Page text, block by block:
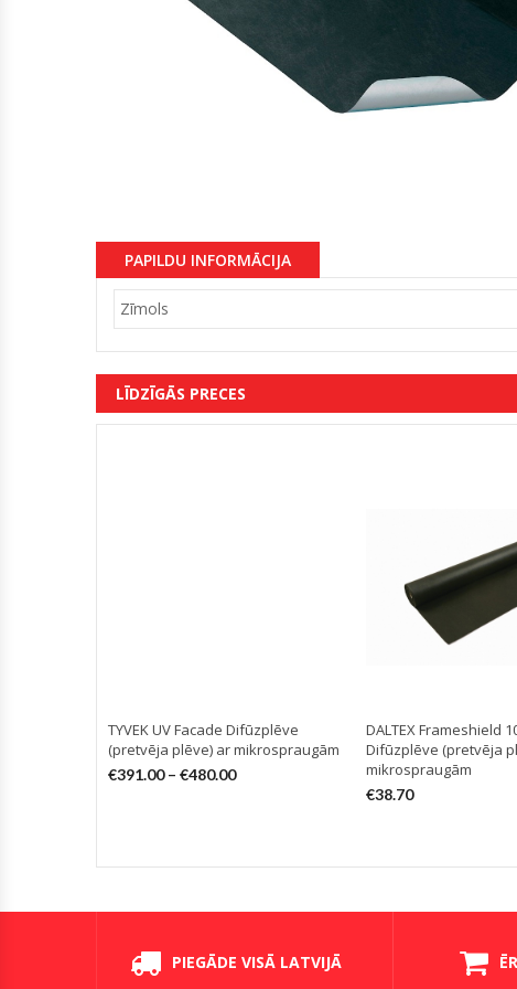
PAPILDU INFORMĀCIJA
Zīmols
LĪDZĪGĀS PRECES
TYVEK UV Facade Difūzplēve
(pretvēja plēve) ar mikrospraugām
€391.00– €480.00
DALTEX Frameshield
Difūzplēve (pretvēja
mikrospraugām
€38.70
PIEGĀDE VISĀ LATVIJĀ